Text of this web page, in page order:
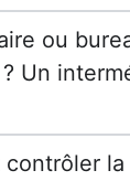
ou
Un
la